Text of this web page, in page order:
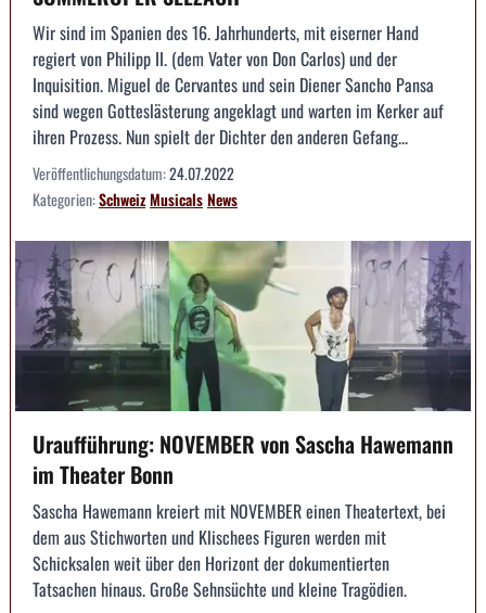
Wir sind im Spanien des 16. Jahrhunderts, mit eiserner Hand
regiert von Philipp II. (dem Vater von Don Carlos) und der
Inquisition. Miguel de Cervantes und sein Diener Sancho Pansa
sind wegen Gotteslästerung angeklagt und warten im Kerker auf
ihren Prozess. Nun spielt der Dichter den anderen Gefang...
Veröffentlichungsdatum:24.07.2022
Kategorien:SchweizMusicalsNews
Uraufführung: NOVEMBER von Sascha Hawemann
im Theater Bonn
Sascha Hawemann kreiert mit NOVEMBER einen Theatertext, bei
dem aus Stichworten und Klischees Figuren werden mit
Schicksalen weit über den Horizont der dokumentierten
Tatsachen hinaus. Große Sehnsüchte und kleine Tragödien.